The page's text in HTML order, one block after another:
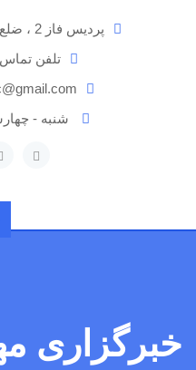
پردیس فاز 2 ، ضلع شمال غربی میدان امام
تلفن
شنبه -
خبرگزاری